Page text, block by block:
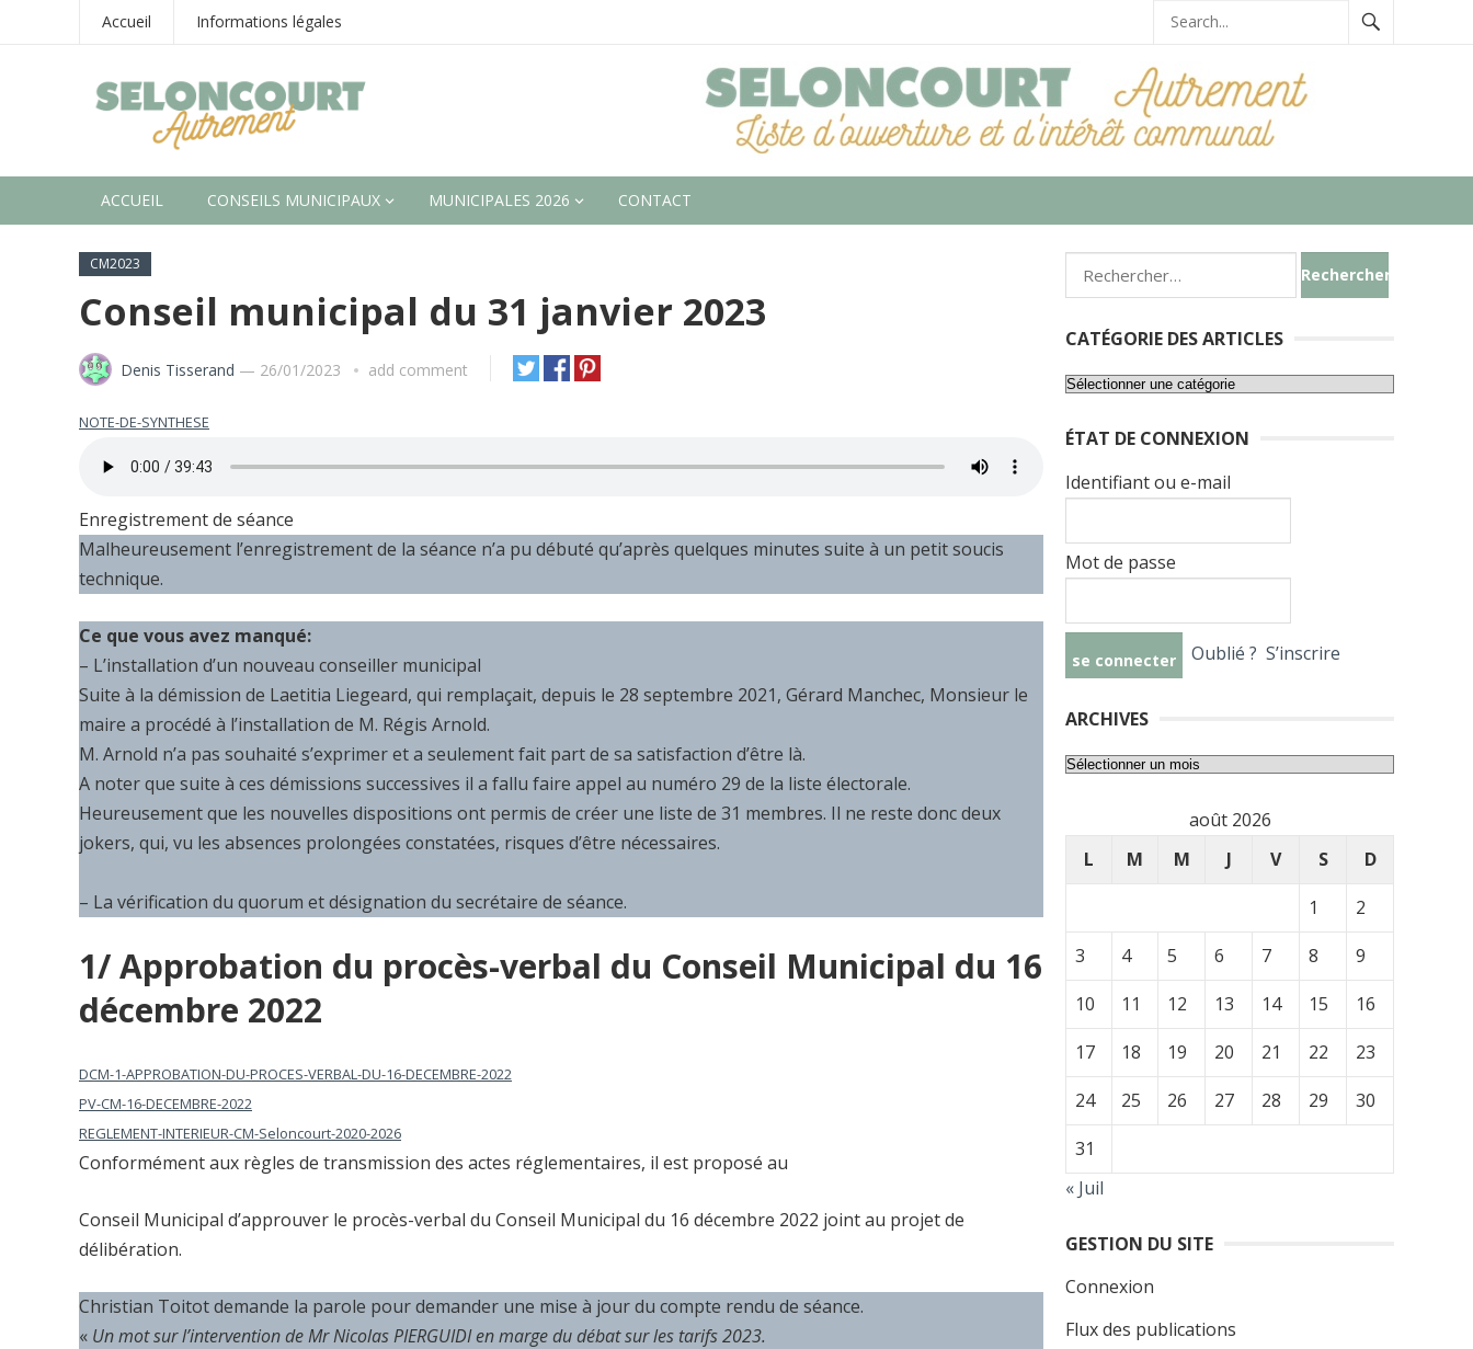
Accueil Informations légales
ACCUEIL CONSEILS MUNICIPAUX MUNICIPALES 2026 CONTACT
CM2023
Conseil municipal du 31 janvier 2023
Denis Tisserand — 26/01/2023 add comment
NOTE-DE-SYNTHESE
Enregistrement de séance
Malheureusement l’enregistrement de la séance n’a pu débuté qu’après quelques minutes suite à un petit soucis
technique.
Ce que vous avez manqué:
– L’installation d’un nouveau conseiller municipal
Suite à la démission de Laetitia Liegeard, qui remplaçait, depuis le 28 septembre 2021, Gérard Manchec, Monsieur le
maire a procédé à l’installation de M. Régis Arnold.
M. Arnold n’a pas souhaité s’exprimer et a seulement fait part de sa satisfaction d’être là.
A noter que suite à ces démissions successives il a fallu faire appel au numéro 29 de la liste électorale.
Heureusement que les nouvelles dispositions ont permis de créer une liste de 31 membres. Il ne reste donc deux
jokers, qui, vu les absences prolongées constatées, risques d’être nécessaires.
– La vérification du quorum et désignation du secrétaire de séance.
1/ Approbation du procès-verbal du Conseil Municipal du 16
décembre 2022
DCM-1-APPROBATION-DU-PROCES-VERBAL-DU-16-DECEMBRE-2022
PV-CM-16-DECEMBRE-2022
REGLEMENT-INTERIEUR-CM-Seloncourt-2020-2026
Conformément aux règles de transmission des actes réglementaires, il est proposé au
Conseil Municipal d’approuver le procès-verbal du Conseil Municipal du 16 décembre 2022 joint au projet de
délibération.
Christian Toitot demande la parole pour demander une mise à jour du compte rendu de séance.
« Un mot sur l’intervention de Mr Nicolas PIERGUIDI en marge du débat sur les tarifs 2023.
Rechercher :
CATÉGORIE DES ARTICLES
Catégorie
articles
ÉTAT DE CONNEXION
Identifiant ou e-mail
Mot de passe
Oublié ? S’inscrire
ARCHIVES
Archives
août 2026
L
M M J V S
D
1
2
3
4 5 6 7 8
9
10
11 12 13 14 15
16
17
18 19 20 21 22
23
24
25 26 27 28 29
30
31
« Juil
GESTION DU SITE
Connexion
Flux des publications